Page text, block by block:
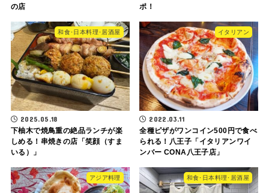
の店 ポ！
和食･日本料理･居酒屋
2025.05.18
下柚木で焼鳥重の絶品ランチが楽
しめる！串焼きの店「笑顔（すま
いる）」
イタリアン
2022.03.11
全種ピザがワンコイン500円で食べ
られる！八王子「イタリアンワイ
ンバー CONA八王子店」
アジア料理 和食･日本料理･居酒屋